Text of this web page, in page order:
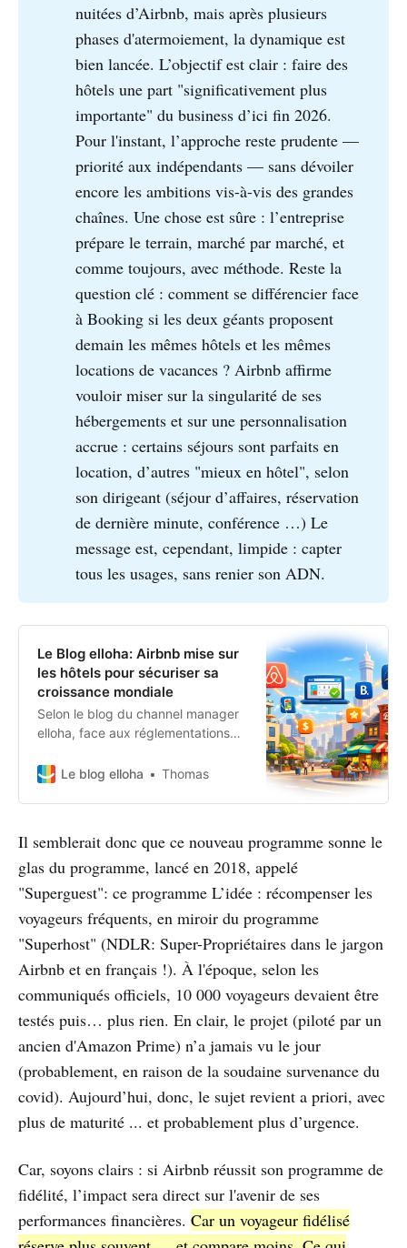
nuitées d’Airbnb, mais après plusieurs
phases d'atermoiement, la dynamique est
bien lancée. L’objectif est clair : faire des
hôtels une part "significativement plus
importante" du business d’ici fin 2026.
Pour l'instant, l’approche reste prudente —
priorité aux indépendants — sans dévoiler
encore les ambitions vis-à-vis des grandes
chaînes. Une chose est sûre : l’entreprise
prépare le terrain, marché par marché, et
comme toujours, avec méthode. Reste la
question clé : comment se différencier face
à Booking si les deux géants proposent
demain les mêmes hôtels et les mêmes
locations de vacances ? Airbnb affirme
vouloir miser sur la singularité de ses
hébergements et sur une personnalisation
accrue : certains séjours sont parfaits en
location, d’autres "mieux en hôtel", selon
son dirigeant (séjour d’affaires, réservation
de dernière minute, conférence …) Le
message est, cependant, limpide : capter
tous les usages, sans renier son ADN.
Le Blog elloha: Airbnb mise sur
les hôtels pour sécuriser sa
croissance mondiale
Selon le blog du channel manager
elloha, face aux réglementations
durée, Airbnb accélère un virage
Recrutements clés, nouvelles
Booking.com et Expedia :
décryptage d’un tournant majeur
pour les pros du tourisme.
Le blog elloha Thomas
Il semblerait donc que ce nouveau programme sonne le
glas du programme, lancé en 2018, appelé
"Superguest": ce programme L’idée : récompenser les
voyageurs fréquents, en miroir du programme
"Superhost" (NDLR: Super-Propriétaires dans le jargon
Airbnb et en français !). À l'époque, selon les
communiqués officiels, 10 000 voyageurs devaient être
testés puis… plus rien. En clair, le projet (piloté par un
ancien d'Amazon Prime) n’a jamais vu le jour
(probablement, en raison de la soudaine survenance du
covid). Aujourd’hui, donc, le sujet revient a priori, avec
plus de maturité ... et probablement plus d’urgence.
Car, soyons clairs : si Airbnb réussit son programme de
fidélité, l’impact sera direct sur l'avenir de ses
performances financières. Car un voyageur fidélisé